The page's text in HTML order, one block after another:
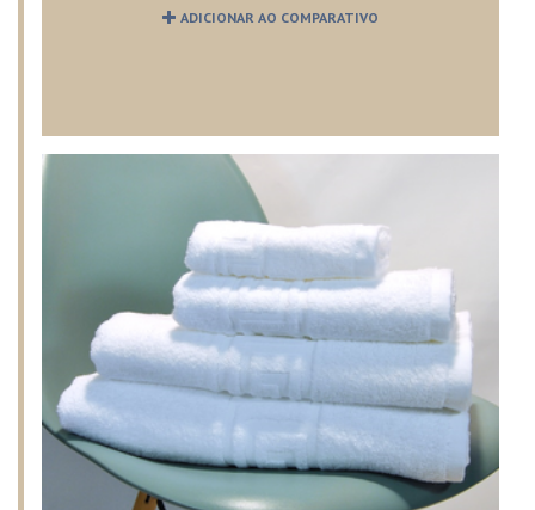
ADICIONAR AO COMPARATIVO